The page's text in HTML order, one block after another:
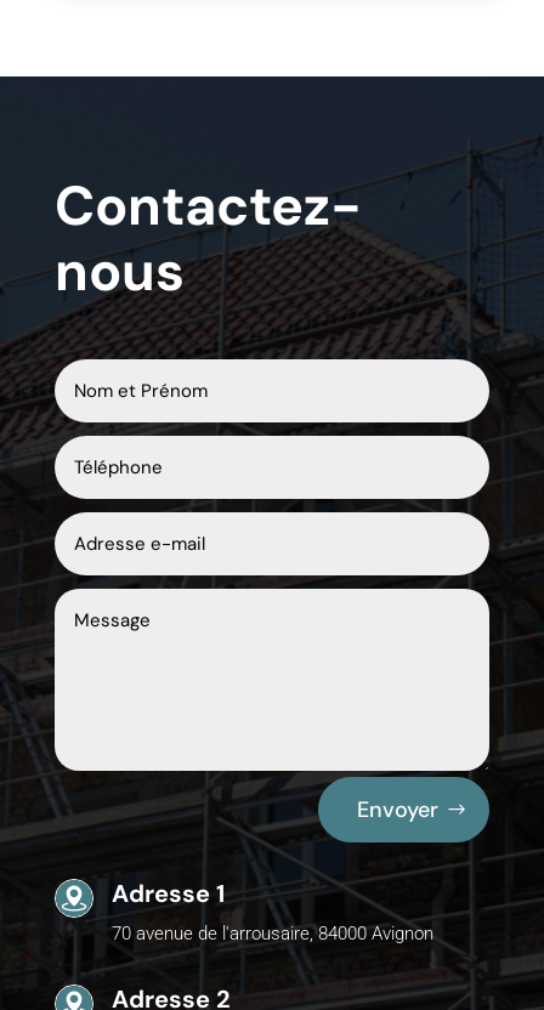
Contactez-
nous
Envoyer
Adresse 1
70 avenue de l'arrousaire, 84000 Avignon
Adresse 2